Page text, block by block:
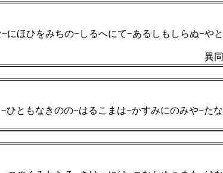
−にほひをみちの−しるへにて−あるしもしらぬ−や
異
ひともなきのの−はるこまは−かすみにのみや−た